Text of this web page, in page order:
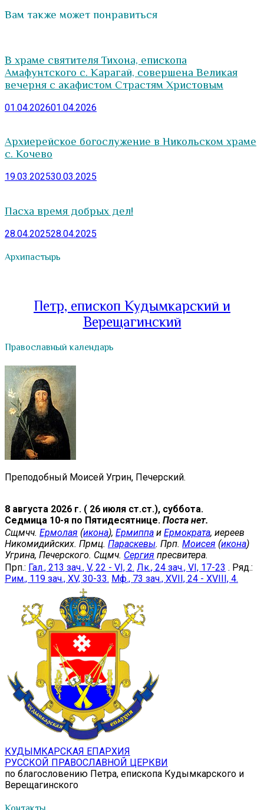
Вам также может понравиться
В храме святителя Тихона, епископа
Амафунтского с. Карагай, совершена Великая
вечерня с акафистом Страстям Христовым
01.04.202601.04.2026
Архиерейское богослужение в Никольском храме
с. Кочево
19.03.202530.03.2025
Пасха время добрых дел!
28.04.202528.04.2025
Архипастырь
Петр, епископ Кудымкарский и
Верещагинский
Православный календарь
Преподобный Моисей Угрин, Печерский.
8 августа 2026 г. ( 26 июля ст.ст.), суббота.
Седмица 10-я по Пятидесятнице. Поста нет.
Сщмчч. Ермолая (икона), Ермиппа и Ермократа, иереев
Никомидийских. Прмц. Параскевы. Прп. Моисея (икона)
Угрина, Печерского. Сщмч. Сергия пресвитера.
Прп.: Гал., 213 зач., V, 22 - VI, 2. Лк., 24 зач., VI, 17-23 . Ряд.:
Рим., 119 зач., XV, 30-33. Мф., 73 зач., XVII, 24 - XVIII, 4.
КУДЫМКАРСКАЯ ЕПАРХИЯ
РУССКОЙ ПРАВОСЛАВНОЙ ЦЕРКВИ
по благословению Петра, епископа Кудымкарского и
Верещагинского